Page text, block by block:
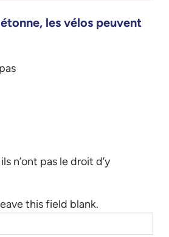
les vélos peuvent
n’ont pas le droit d’y
this field blank.